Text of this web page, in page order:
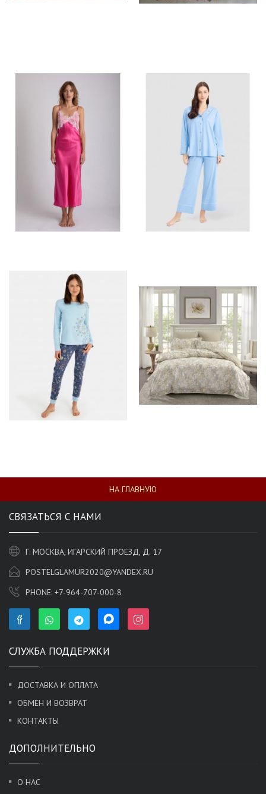
НА ГЛАВНУЮ
СВЯЗАТЬСЯ С НАМИ
Г. МОСКВА, ИГАРСКИЙ ПРОЕЗД, Д. 17
POSTELGLAMUR2020@YANDEX.RU
PHONE: +7-964-707-000-8
СЛУЖБА ПОДДЕРЖКИ
ДОСТАВКА И ОПЛАТА
ОБМЕН И ВОЗВРАТ
КОНТАКТЫ
ДОПОЛНИТЕЛЬНО
О НАС